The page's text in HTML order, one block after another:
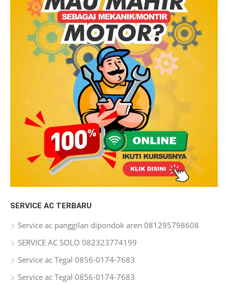
SERVICE AC TERBARU
Service ac panggilan dipondok aren 081295798608
SERVICE AC SOLO 082323774199
Service ac Tegal 0856-0174-7683
Service ac Tegal 0856-0174-7683